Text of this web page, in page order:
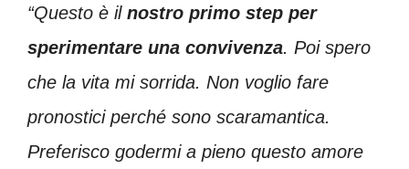
“Questo è il nostro primo step per
sperimentare una convivenza. Poi spero
che la vita mi sorrida. Non voglio fare
pronostici perché sono scaramantica.
Preferisco godermi a pieno questo amore